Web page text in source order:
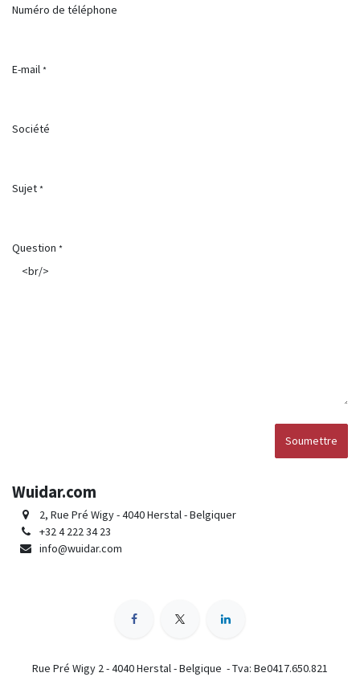
Numéro de téléphone
E-mail *
Société
Sujet *
Question *
Soumettre
Wuidar.com
2, Rue Pré Wigy - 4040 Herstal - Belgiquer
+32 4 222 34 23
info@wuidar.com
Rue Pré Wigy 2 - 4040 Herstal - Belgique - Tva: Be0417.650.821